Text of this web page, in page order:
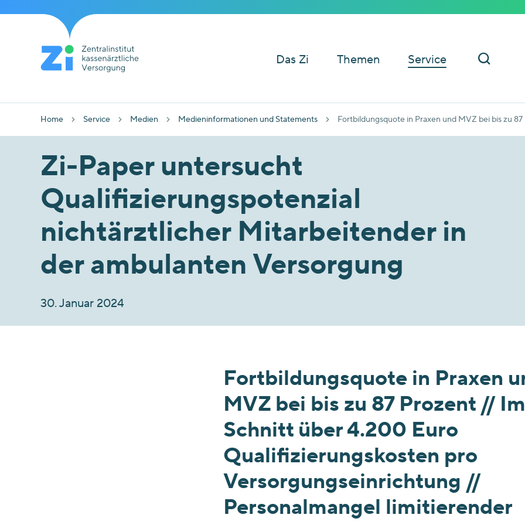
Das Zi Themen Service
Home Service Medien Medieninformationen und Statements Fortbildungsquote in Praxen und MVZ bei bis zu
Zi-Paper untersucht
Qualifizierungspotenzial
nichtärztlicher Mitarbeitender in
der ambulanten Versorgung
30. Januar 2024
Fortbildungsquote in Praxen
MVZ bei bis zu 87 Prozent // Im
Schnitt über 4.200 Euro
Qualifizierungskosten pro
Versorgungseinrichtung //
Personalmangel limitierender